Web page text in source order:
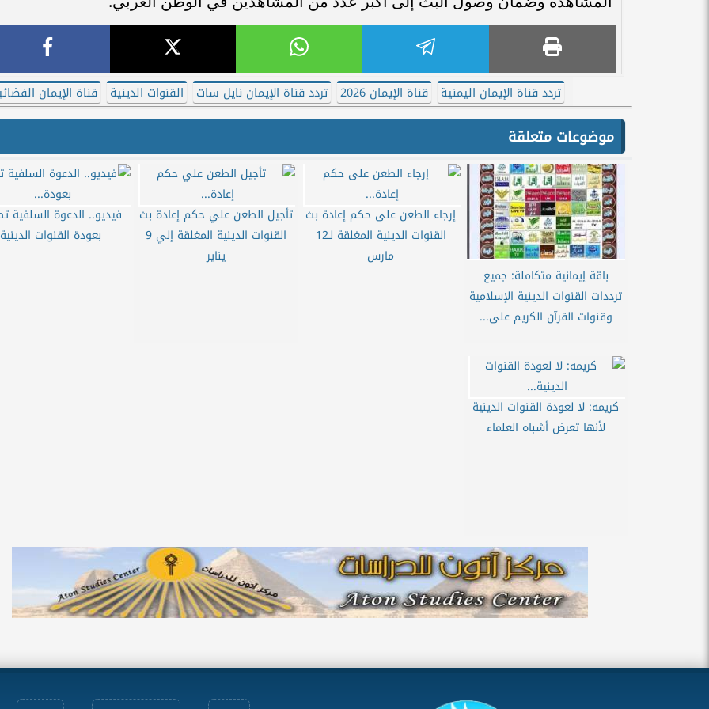
تردد قناة الإيمان اليمنية قناة الإيمان 2026 تردد قناة الإيمان نايل سات القنوات الدينية قناة الإيمان
موضوعات متعلقة
باقة إيمانية متكاملة: جميع
ترددات القنوات الدينية الإسلامية
وقنوات القرآن الكريم على...
إرجاء الطعن على حكم إعادة بث
القنوات الدينية المغلقة لـ12
مارس
تأجيل الطعن علي حكم إعادة بث
القنوات الدينية المغلقة إلي 9
يناير
فيديو.. الدعوة السلفية
بعودة القنوات الدينية
كريمه: لا لعودة القنوات الدينية
لأنها تعرض أشباه العلماء